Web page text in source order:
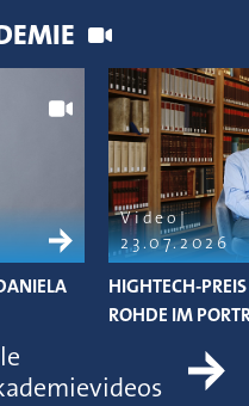
Video
23.07.2026
HIGHTECH-
ROHDE IM